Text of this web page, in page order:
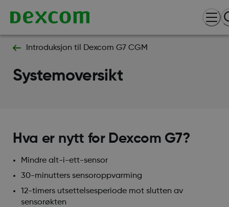
Introduksjon til Dexcom G7 CGM
Systemoversikt
Hva er nytt for Dexcom G7?
Mindre alt-i-ett-sensor
30-minutters sensoroppvarming
12-timers utsettelsesperiode mot slutten av
sensorøkten